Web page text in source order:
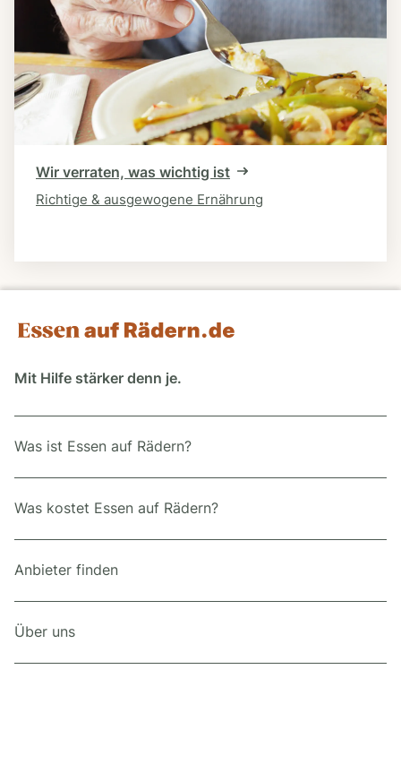
Wir verraten, was wichtig ist
Richtige & ausgewogene Ernährung
Mit Hilfe stärker denn je.
Was ist Essen auf Rädern?
Was kostet Essen auf Rädern?
Anbieter finden
Über uns